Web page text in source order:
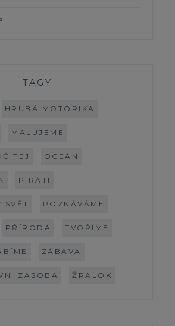
TAGY
HRUBÁ MOTORIKA
MALUJEME
OCEÁN
PIRÁTI
SVĚT POZNÁVÁME
PŘÍRODA TVOŘÍME
ZÁBAVA
ZÁSOBA ŽRALOK